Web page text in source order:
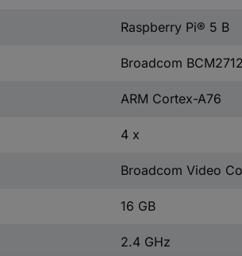
Raspberry Pi® 5 B
Broadcom BCM2712
ARM Cortex-A76
4 x
Broadcom Video
16 GB
2.4 GHz